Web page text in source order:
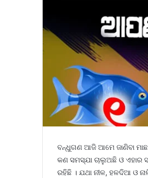
ବନ୍ଧୁଗଣ ଆଜି ଆମେ ଜାଣିବା
କଣ ସମସ୍ଯା ଚାଲୁଅଛି ଓ ଏହାର
ରହିଛି । ଯଥା ନୀଳ, ହଳଦିଆ ଓ